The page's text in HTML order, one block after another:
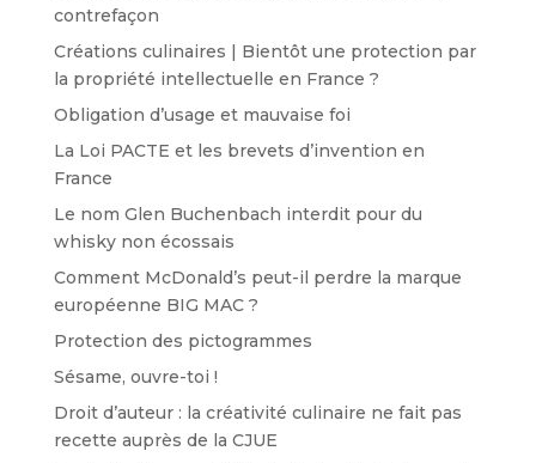
contrefaçon
Créations culinaires | Bientôt une protection par
la propriété intellectuelle en France ?
Obligation d’usage et mauvaise foi
La Loi PACTE et les brevets d’invention en
France
Le nom Glen Buchenbach interdit pour du
whisky non écossais
Comment McDonald’s peut-il perdre la marque
européenne BIG MAC ?
Protection des pictogrammes
Sésame, ouvre-toi !
Droit d’auteur : la créativité culinaire ne fait pas
recette auprès de la CJUE